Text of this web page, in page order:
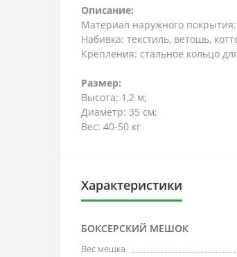
Описание:
Материал наружного
Набивка: текстиль, ветошь,
Крепления: стальное кольцо
Размер:
Высота: 1,2 м;
Диаметр: 35 см;
Вес: 40-50 кг
Характеристики
БОКСЕРСКИЙ МЕШОК
Вес мешка